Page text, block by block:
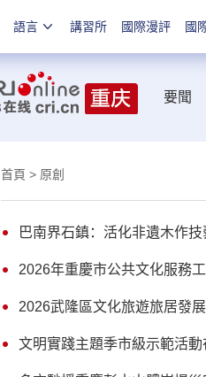
語言 講習所 國際漫評 國
要聞
首頁 > 原創
巴南界石鎮：活化非遺木作
2026年重慶市公共文化服務
2026武隆區文化旅遊旅居發
文明實踐主題季市級示範活